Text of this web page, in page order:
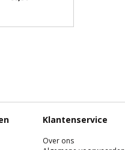
Klantenservice
Over ons